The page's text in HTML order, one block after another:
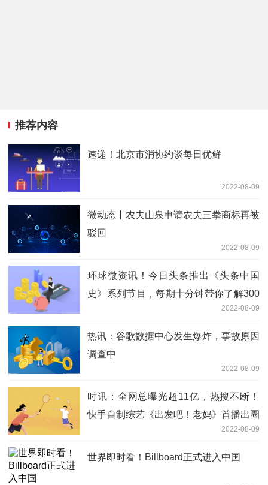
推荐内容
速递！北京市消协约谈每日优鲜
2022-08-09
微动态丨农夫山泉申请农夫三拳商标再被
驳回
2022-08-09
环球微资讯！今日头条推出《头条中国
史》系列节目，每期十分钟带你了解300
2022-08-09
热讯：谷歌数据中心发生爆炸，事故原因
调查中
2022-08-09
时讯：全网总曝光超11亿，热搜不断！
快手自制综艺《出发吧！老妈》首播出圈
2022-08-09
世界即时看！Billboard正式进入中国